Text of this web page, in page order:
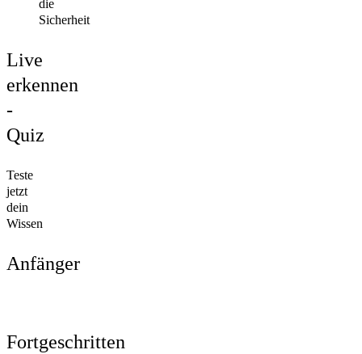
die
Sicherheit
Live
erkennen
-
Quiz
Teste
jetzt
dein
Wissen
Anfänger
Fortgeschritten